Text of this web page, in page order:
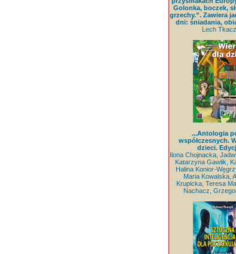
Golonka, boczek,
grzechy.”. Zawiera
dni: śniadania,
Lech
...Antologia
współczesnych.
dzieci.
Ilona Chojnacka,
Katarzyna Gawlik,
Halina Konior-
Maria Kowalska,
Krupicka, Teresa
Nachacz,